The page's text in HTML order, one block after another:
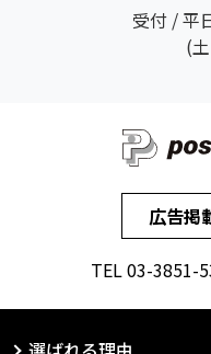
受付 / 平
(
広告掲
TEL03-3851-